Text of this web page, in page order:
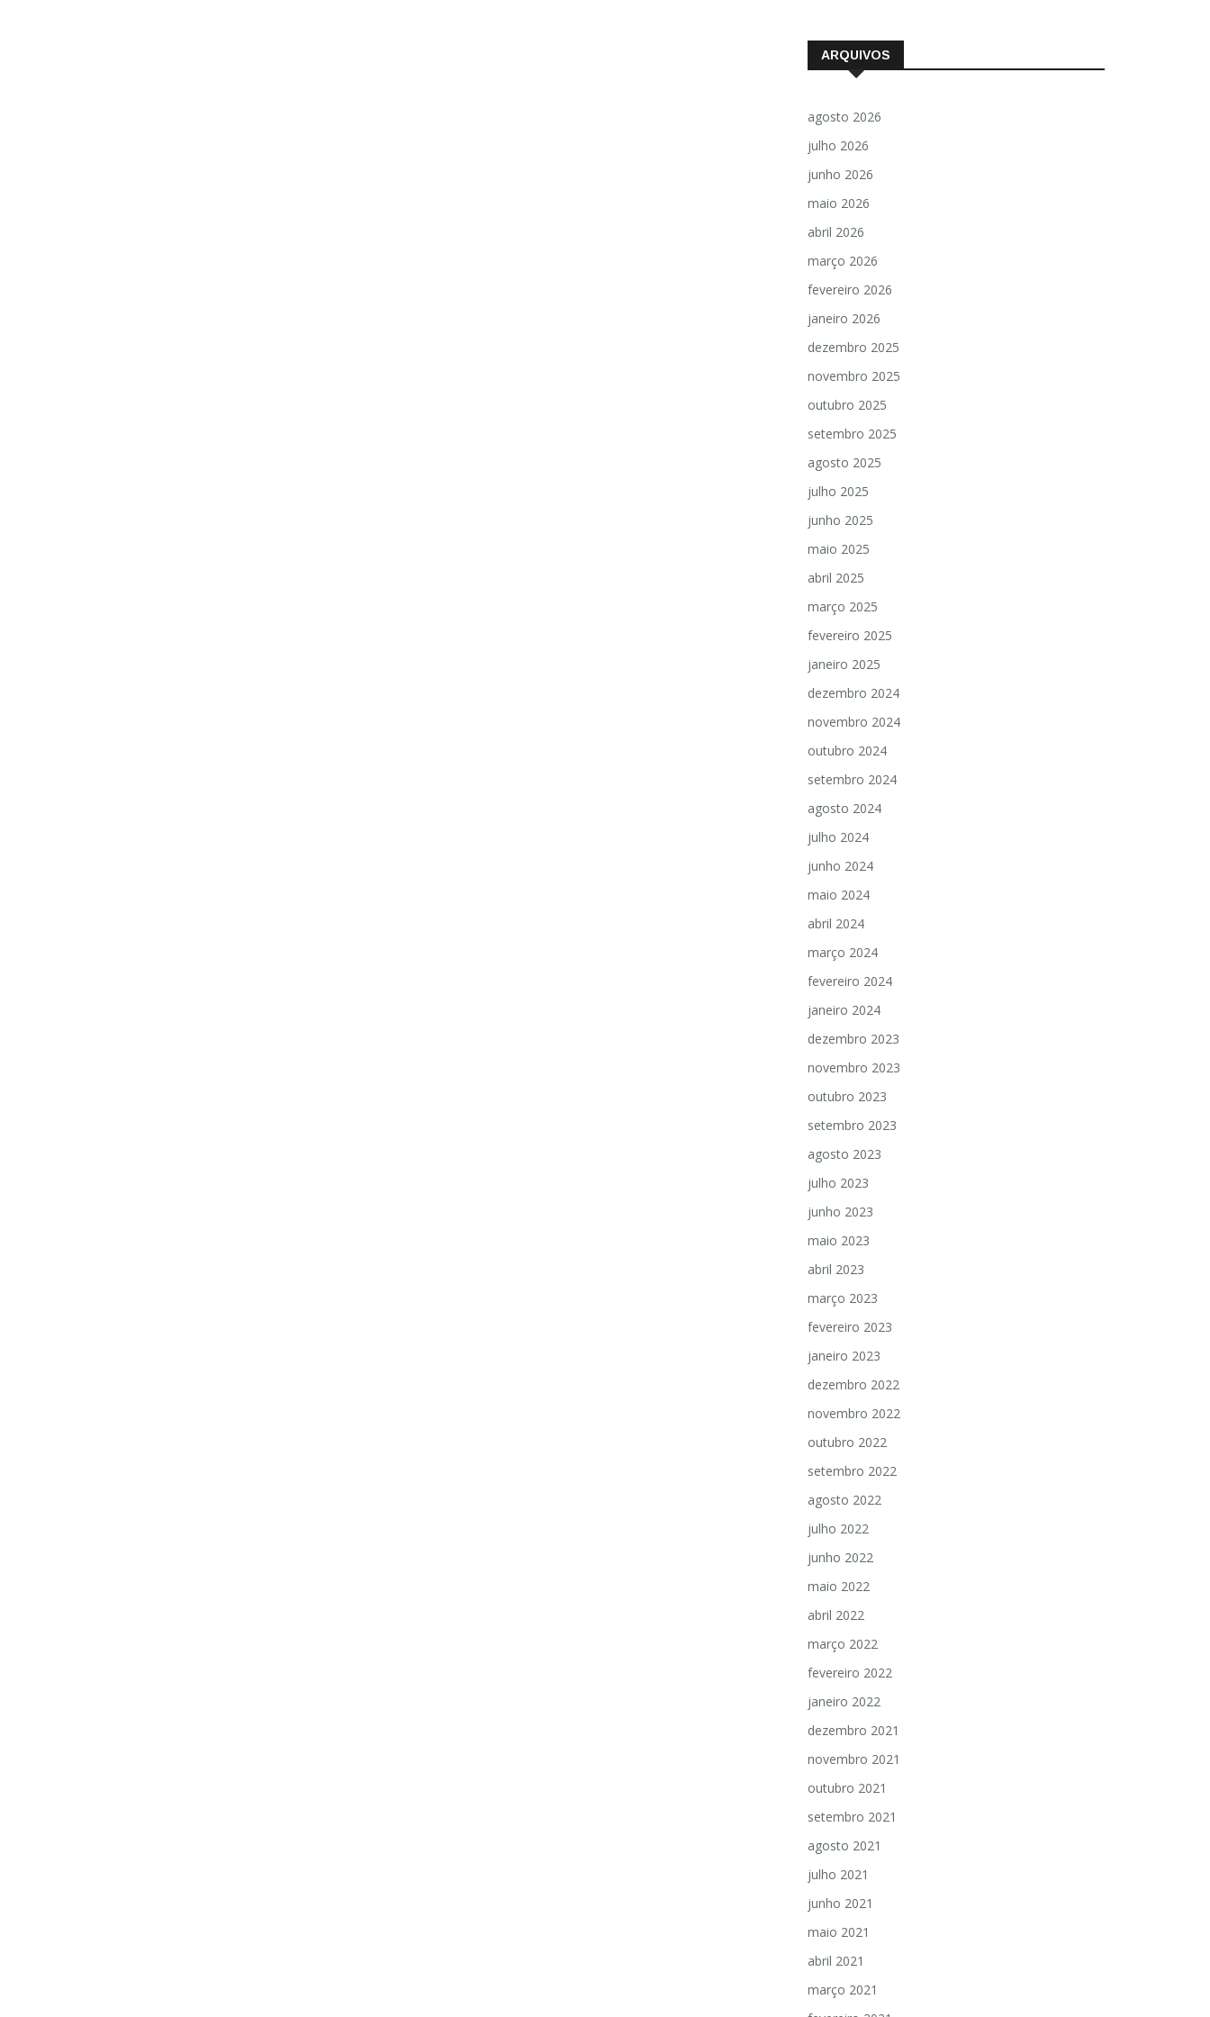
ARQUIVOS
agosto 2026
julho 2026
junho 2026
maio 2026
abril 2026
março 2026
fevereiro 2026
janeiro 2026
dezembro 2025
novembro 2025
outubro 2025
setembro 2025
agosto 2025
julho 2025
junho 2025
maio 2025
abril 2025
março 2025
fevereiro 2025
janeiro 2025
dezembro 2024
novembro 2024
outubro 2024
setembro 2024
agosto 2024
julho 2024
junho 2024
maio 2024
abril 2024
março 2024
fevereiro 2024
janeiro 2024
dezembro 2023
novembro 2023
outubro 2023
setembro 2023
agosto 2023
julho 2023
junho 2023
maio 2023
abril 2023
março 2023
fevereiro 2023
janeiro 2023
dezembro 2022
novembro 2022
outubro 2022
setembro 2022
agosto 2022
julho 2022
junho 2022
maio 2022
abril 2022
março 2022
fevereiro 2022
janeiro 2022
dezembro 2021
novembro 2021
outubro 2021
setembro 2021
agosto 2021
julho 2021
junho 2021
maio 2021
abril 2021
março 2021